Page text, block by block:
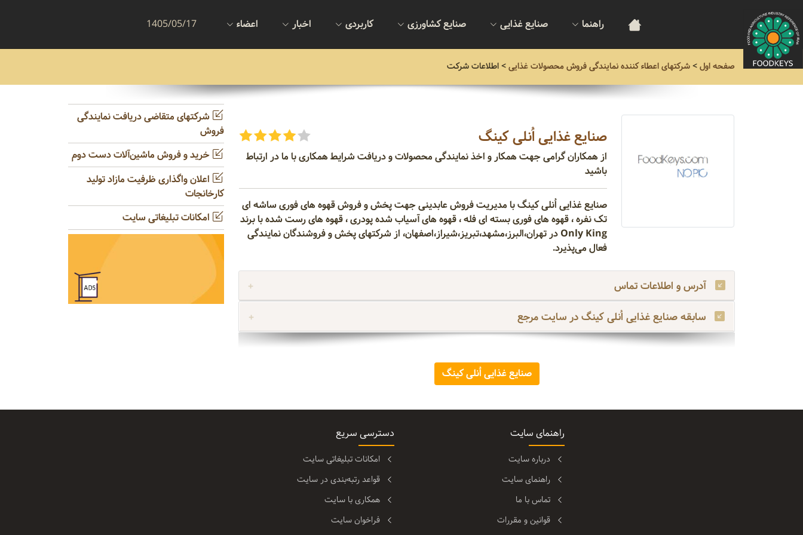
راهنما صنایع غذایی صنایع کشاورزی کاربردی اخبار اعضاء 1405/05/17
صفحه اول>شرکتهای اعطاء کننده نمایندگی فروش محصولات غذایی>اطلاعات شرکت
صنایع غذایی اُنلی کینگ
از همکاران گرامی جهت همکار و اخذ نمایندگی محصولات و دریافت شرایط همکاری با ما در ارتباط
باشید
صنایع غذایی اُنلی کینگ با مدیریت فروش عابدینیجهت پخش و فروش قهوه های فوری ساشه ای
تک نفره ، قهوه های فوری بسته ای فله ، قهوه های آسیاب شده پودری ، قهوه های رست شده با برند
Only King در تهران،البرز،مشهد،تبریز،شیراز،اصفهان، از شرکتهای پخش و فروشندگان نمایندگی
فعال می‌پذیرد.
آدرس و اطلاعات تماس
سابقه صنایع غذایی اُنلی کینگ در سایت مرجع
صنایع غذایی اُنلی کینگ
شرکتهای متقاضی دریافت نمایندگی
فروش
خرید و فروش ماشین‌آلات دست دوم
اعلان واگذاری ظرفیت مازاد تولید
کارخانجات
امکانات تبلیغاتی سایت
راهنمای سایت
درباره سایت
راهنمای سایت
تماس با ما
قوانین و مقررات
دسترسی سریع
امکانات تبلیغاتی سایت
قواعد رتبه‌بندی در سایت
همکاری با سایت
فراخوان سایت